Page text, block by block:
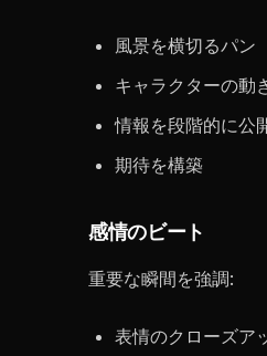
風景を横切るパン
キャラクターの動
情報を段階的に公
期待を構築
感情のビート
重要な瞬間を強調:
表情のクローズア